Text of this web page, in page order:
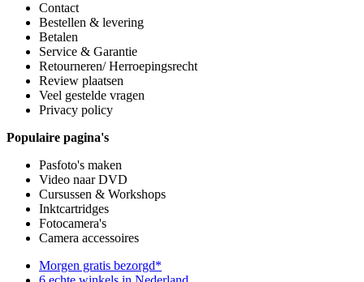
Contact
Bestellen & levering
Betalen
Service & Garantie
Retourneren/ Herroepingsrecht
Review plaatsen
Veel gestelde vragen
Privacy policy
Populaire pagina's
Pasfoto's maken
Video naar DVD
Cursussen & Workshops
Inktcartridges
Fotocamera's
Camera accessoires
Morgen gratis bezorgd*